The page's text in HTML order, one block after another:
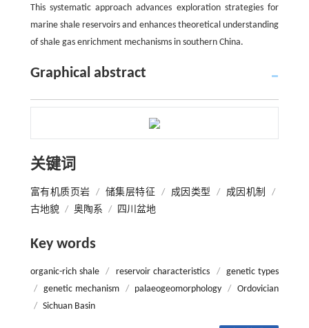
This systematic approach advances exploration strategies for
marine shale reservoirs and enhances theoretical understanding
of shale gas enrichment mechanisms in southern China.
Graphical abstract
关键词
富有机质页岩 / 储集层特征 / 成因类型 / 成因机制
/
古地貌 / 奥陶系 / 四川盆地
Key words
organic-rich shale / reservoir characteristics /
genetic types
/
genetic mechanism / palaeogeomorphology /
Ordovician
/ Sichuan Basin